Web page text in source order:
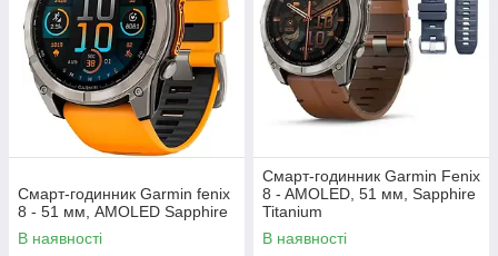
Смарт-годинник Garmin fenix
8 - 51 мм, AMOLED Sapphire
В наявності
Смарт-годинник Garmin Fenix
8 - AMOLED, 51 мм, Sapphire
Titanium
В наявності